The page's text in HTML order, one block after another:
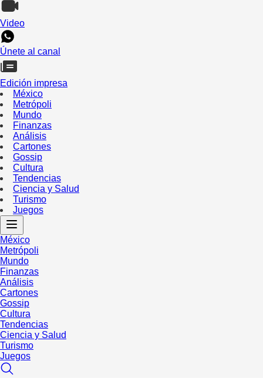
Video
Únete al canal
Edición impresa
México
Metrópoli
Mundo
Finanzas
Análisis
Cartones
Gossip
Cultura
Tendencias
Ciencia y Salud
Turismo
Juegos
México
Metrópoli
Mundo
Finanzas
Análisis
Cartones
Gossip
Cultura
Tendencias
Ciencia y Salud
Turismo
Juegos